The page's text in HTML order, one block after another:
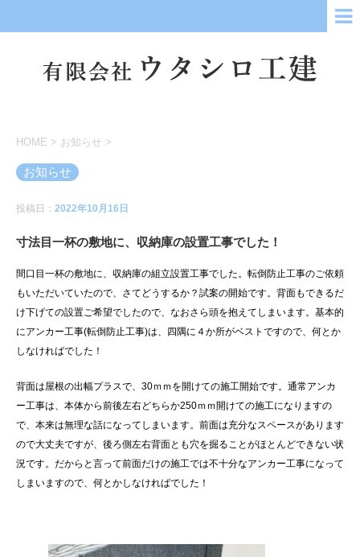
HOME > お知らせ >
お知らせ
投稿日： 2022年10月16日
寸法目一杯の敷地に、収納庫の設置工事でした！
間口目一杯の敷地に、収納庫の組立設置工事でした。転倒防止工事のご依頼
もいただいていたので、さてどうするか？試案の開始です。背面もできるだ
け下げての設置ご希望でしたので、なおさら頭を抱えてしまいます。基本的
にアンカー工事(転倒防止工事)は、四隅に４か所がベストですので、何とか
しなければでした！
背面は屋根の出幅プラスで、30ｍｍを開けての施工開始です。通常アンカ
ー工事は、本体から前後左右どちらか250ｍｍ開けての施工になりますの
で、本来は無理な話になってしまいます。前面は充分なスペースがあります
ので大丈夫ですが、後ろ側左右背面とも穴を掘ることがほとんどできない状
況です。だからと言って前面だけの施工では不十分なアンカー工事になって
しまいますので、何とかしなければでした！